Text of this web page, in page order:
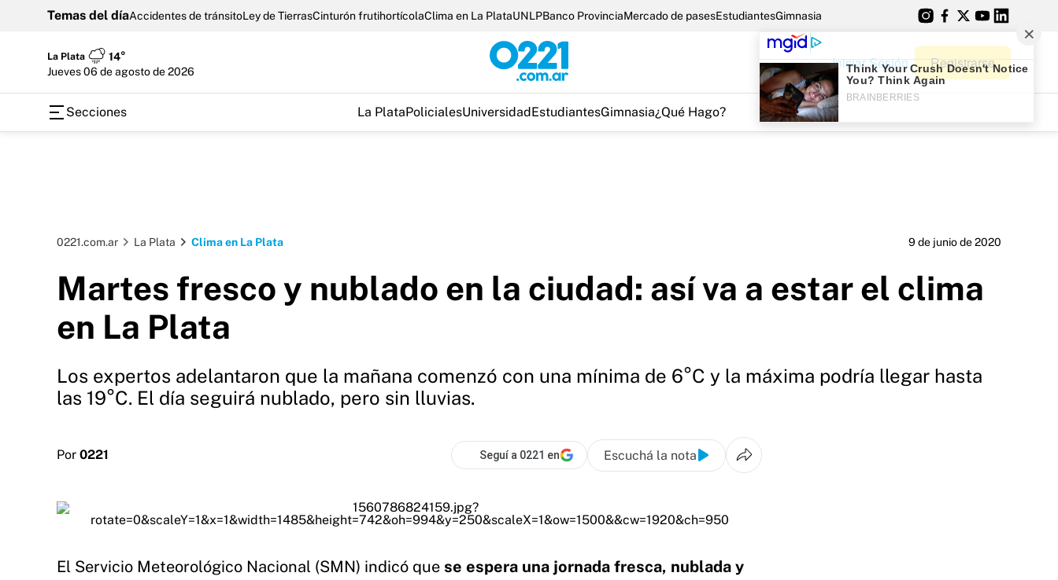
Temas del díaAccidentes de tránsitoLey de TierrasCinturón frutihortícolaClima en La PlataUNLPBanco ProvinciaMercado de pasesEstudiantesGimnasia
La Plata
14°
jueves 06 de agosto de 2026
Iniciar Sesión Registrarse
Secciones La PlataPolicialesUniversidadEstudiantesGimnasia¿Qué Hago?
0221.com.ar La Plata Clima en La Plata 9 de junio de 2020
Martes fresco y nublado en la ciudad: así va a estar el clima
en La Plata
Los expertos adelantaron que la mañana comenzó con una mínima de 6°C y la máxima podría llegar hasta
las 19°C. El día seguirá nublado, pero sin lluvias.
Por 0221 Seguí a 0221 en Escuchá la nota
El Servicio Meteorológico Nacional (SMN) indicó que se espera una jornada fresca, nublada y